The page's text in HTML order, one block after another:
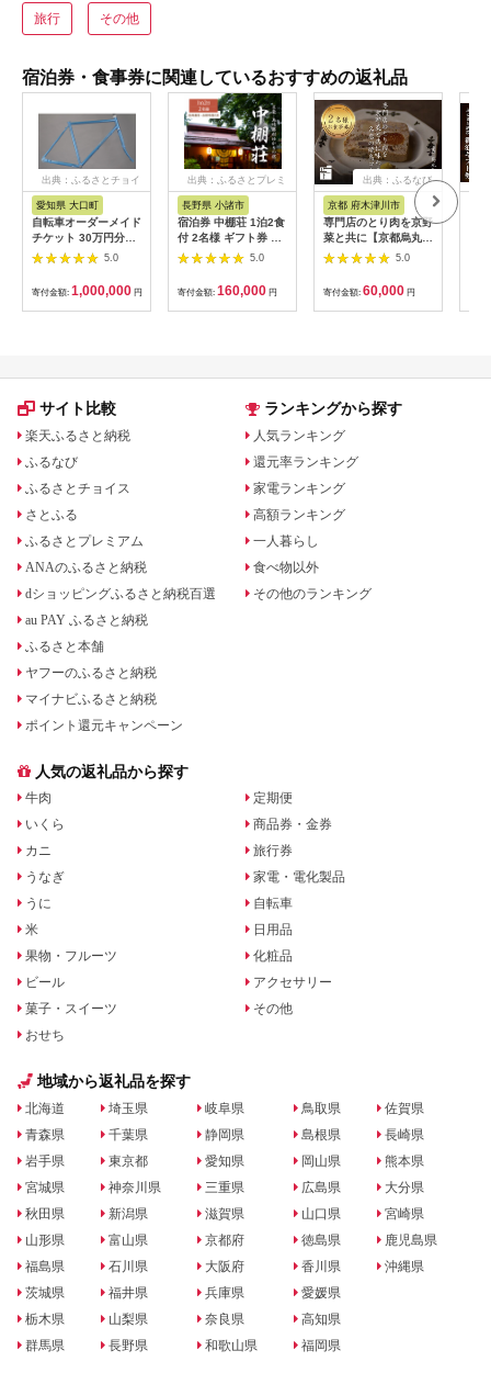
旅行 その他
宿泊券・食事券に関連しているおすすめの返礼品
出典：ふるさとチョイ
愛知県 大口町
自転車オーダーメイド
チケット 30万円分
【1360365】
5.0
寄付金額: 1,000,000 円
出典：ふるさとプレミ
長野県 小諸市
宿泊券 中棚荘 1泊2食
付 2名様 ギフト券 チ
ケット 券 宿泊 旅行
5.0
寄付金額: 160,000 円
出典：ふるなび
京都 府木津川市
専門店のとり肉を京野
菜と共に【京都烏丸御
池】で味わう2名様焼
鳥コースお食事券
5.0
寄付金額: 60,000 円
サイト比較
楽天ふるさと納税
ふるなび
ふるさとチョイス
さとふる
ふるさとプレミアム
ANAのふるさと納税
dショッピングふるさと納税百選
au PAY ふるさと納税
ふるさと本舗
ヤフーのふるさと納税
マイナビふるさと納税
ポイント還元キャンペーン
ランキングから探す
人気ランキング
還元率ランキング
家電ランキング
高額ランキング
一人暮らし
食べ物以外
その他のランキング
人気の返礼品から探す
牛肉
いくら
カニ
うなぎ
うに
米
果物・フルーツ
ビール
菓子・スイーツ
おせち
定期便
商品券・金券
旅行券
家電・電化製品
自転車
日用品
化粧品
アクセサリー
その他
地域から返礼品を探す
北海道
青森県
岩手県
宮城県
秋田県
山形県
福島県
茨城県
栃木県
群馬県
埼玉県
千葉県
東京都
神奈川県
新潟県
富山県
石川県
福井県
山梨県
長野県
岐阜県
静岡県
愛知県
三重県
滋賀県
京都府
大阪府
兵庫県
奈良県
和歌山県
鳥取県
島根県
岡山県
広島県
山口県
徳島県
香川県
愛媛県
高知県
福岡県
佐賀県
長崎県
熊本県
大分県
宮崎県
鹿児島県
沖縄県